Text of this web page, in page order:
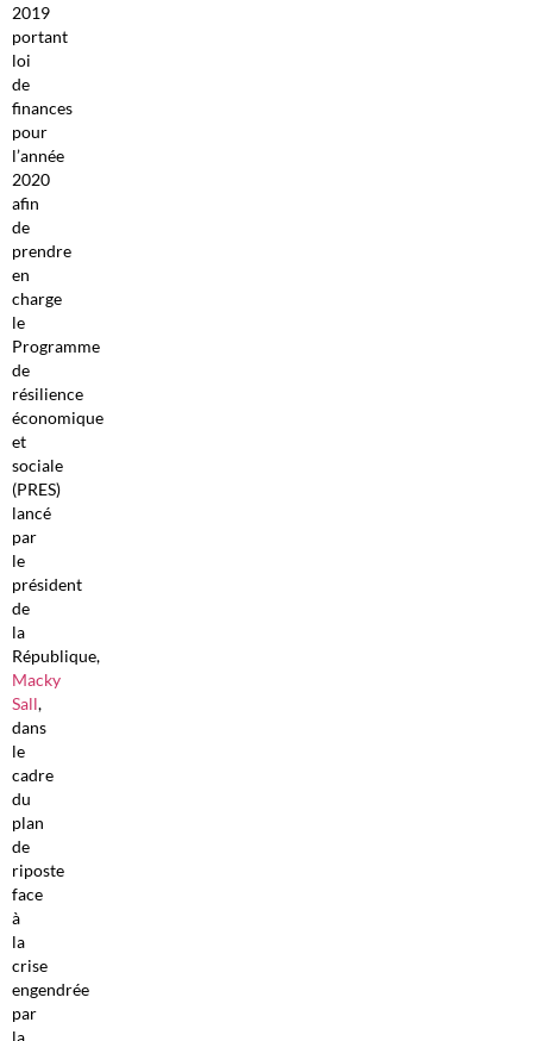
2019
portant
loi
de
finances
pour
l’année
2020
afin
de
prendre
en
charge
le
Programme
de
résilience
économique
et
sociale
(PRES)
lancé
par
le
président
de
la
République,
Macky
Sall,
dans
le
cadre
du
plan
de
riposte
face
à
la
crise
engendrée
par
la